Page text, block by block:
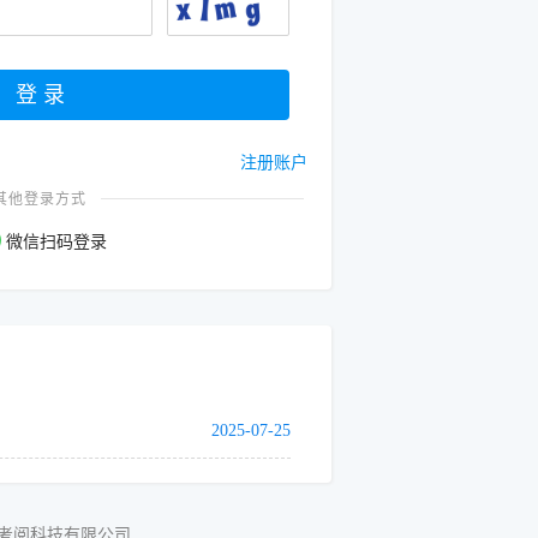
注册账户
他登录方式
微信扫码登录
2025-07-25